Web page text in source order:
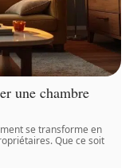
une chambre
se transforme en
Que ce soit